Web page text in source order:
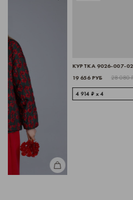
КУПИТЬ
КУРТКА 9026-007-02
19 656 РУБ
28 080
4 914 ₽ x 4